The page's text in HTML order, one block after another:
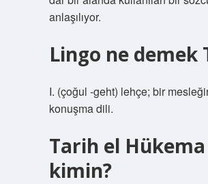
anlaşılıyor.
Lingo ne demek
I. (çoğul -geht) lehçe; bir
konuşma dili.
Tarih el Hükema
kimin?